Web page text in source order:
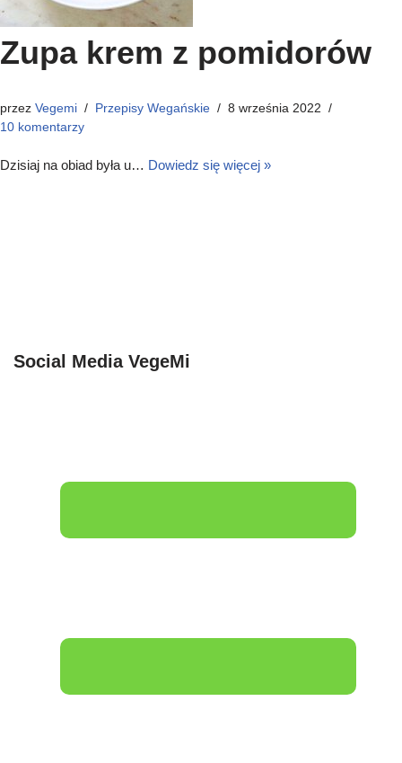
Zupa krem z pomidorów
przez Vegemi Przepisy Wegańskie
8 września 2022
10 komentarzy
Dzisiaj na obiad była u… Dowiedz się więcej »
Social Media VegeMi